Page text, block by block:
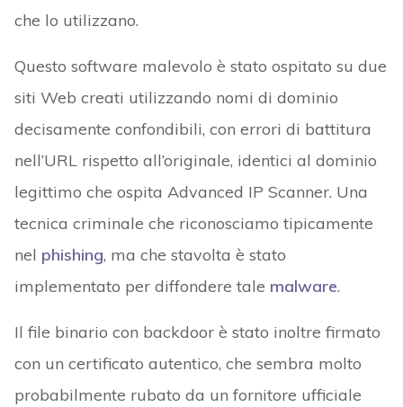
che lo utilizzano.
Questo software malevolo è stato ospitato su due
siti Web creati utilizzando nomi di dominio
decisamente confondibili, con errori di battitura
nell’URL rispetto all’originale, identici al dominio
legittimo che ospita Advanced IP Scanner. Una
tecnica criminale che riconosciamo tipicamente
nel phishing, ma che stavolta è stato
implementato per diffondere tale malware.
Il file binario con backdoor è stato inoltre firmato
con un certificato autentico, che sembra molto
probabilmente rubato da un fornitore ufficiale